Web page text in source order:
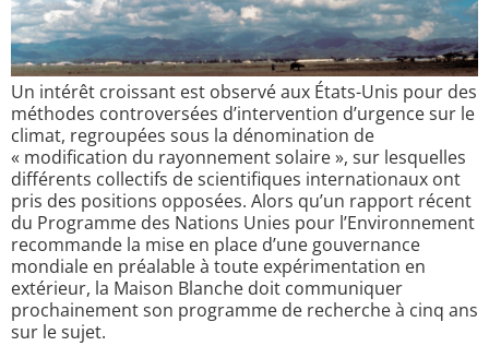
Un intérêt croissant est observé aux États-Unis pour des
méthodes controversées d’intervention d’urgence sur le
climat, regroupées sous la dénomination de
« modification du rayonnement solaire », sur lesquelles
différents collectifs de scientifiques internationaux ont
pris des positions opposées. Alors qu’un rapport récent
du Programme des Nations Unies pour l’Environnement
recommande la mise en place d’une gouvernance
mondiale en préalable à toute expérimentation en
extérieur, la Maison Blanche doit communiquer
prochainement son programme de recherche à cinq ans
sur le sujet.